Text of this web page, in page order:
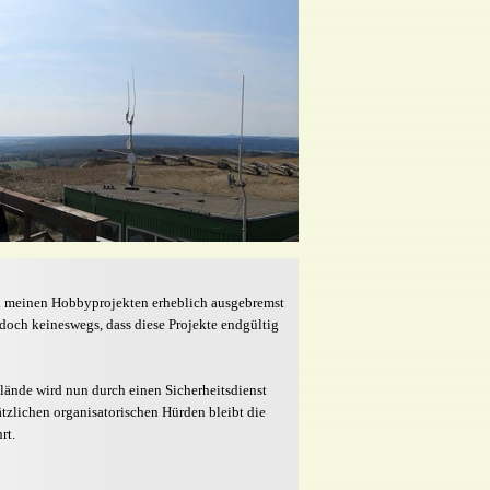
Hobbyprojekten erheblich ausgebremst
keineswegs, dass diese Projekte endgültig
wird nun durch einen Sicherheitsdienst
organisatorischen Hürden bleibt die